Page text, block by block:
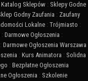
Katalog Sklepów : Sklepy Godne
Godny Zaufania : Zaufany
Lokalne : Trójmiasto :
: Darmowe Ogłoszenia :
: Darmowe Ogłoszenia Warszawa
: Kurs Animatora : Solidna
: Bezpłatne Ogłoszenia
Ogłoszenia : Szkolenie